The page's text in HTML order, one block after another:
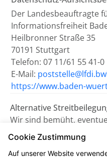
Der Landesbeauftragte
Informationsfreiheit
Heilbronner Straße 35
70191 Stuttgart
Telefon: 07 11/61 55 41-0
E-Mail:
https://www.baden-
Alternative
Wir sind bemüht,
einvernehmlich
auch per E-Mail unter
Cookie Zustimmung
Auf unserer Website